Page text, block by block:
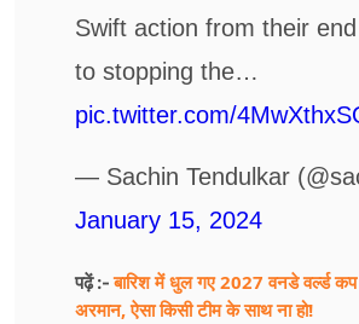
Swift action from their
to stopping the…
pic.twitter.com/
— Sachin Tendulkar
January 15, 2024
पढ़ें :-बारिश में धुल गए 2027 वनडे वर्ल्ड
अरमान, ऐसा किसी टीम के साथ ना हो!